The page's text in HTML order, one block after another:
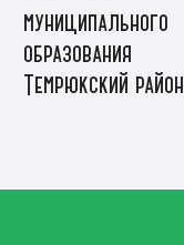
муниципального
образования
Темрюкский район